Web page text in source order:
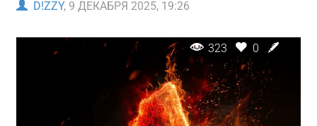
D!ZZY, 9 ДЕКАБРЯ 2025, 19:26
323 0